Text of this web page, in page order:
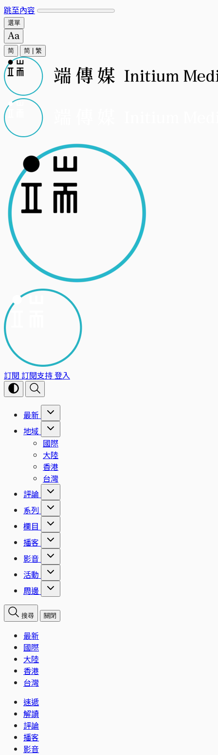
跳至內容
選單
简 简 繁
訂閱 訂閱支持登入
最新
地域
國際
大陸
香港
台灣
評論
系列
欄目
播客
影音
活動
周邊
搜尋 關閉
最新
國際
大陸
香港
台灣
速遞
解讀
評論
播客
影音